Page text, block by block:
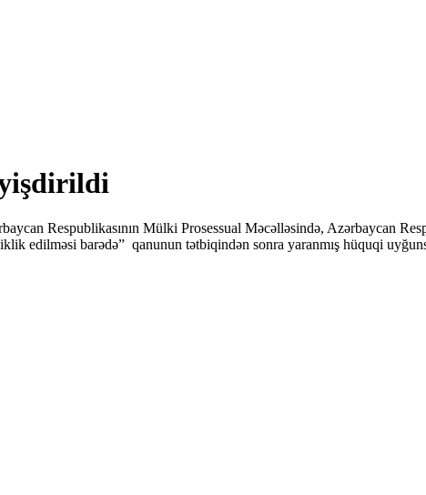
Respublikasının Mülki Prosessual Məcəlləsində, Azərbaycan
edilməsi barədə” qanunun tətbiqindən sonra yaranmış hüquqi